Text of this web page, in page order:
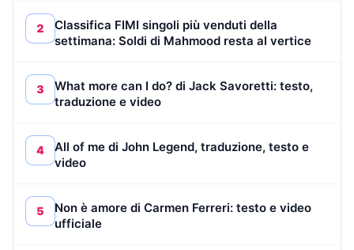
2
Classifica FIMI singoli più venduti della
settimana: Soldi di Mahmood resta al vertice
3
What more can I do? di Jack Savoretti: testo,
traduzione e video
4
All of me di John Legend, traduzione, testo e
video
5
Non è amore di Carmen Ferreri: testo e video
ufficiale